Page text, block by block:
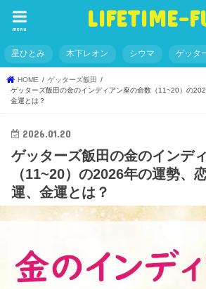
LIFETIME-
menu
星ひとみ 木下レオン シウマ ゲッタ
HOME
ゲッターズ飯田
ゲッターズ飯田の金のインディアン座の命数（11~20）の
金運とは？
2026.01.20
ゲッターズ飯田の金のインデ
（11~20）の2026年の運勢、
運、金運とは？